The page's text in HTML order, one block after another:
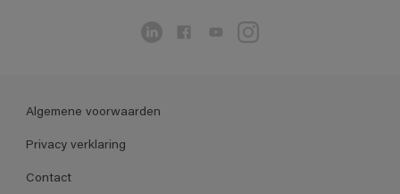
Algemene voorwaarden
Privacy verklaring
Contact